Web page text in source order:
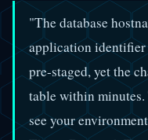
"The database
application identifier
pre-staged, yet the
table within
see your